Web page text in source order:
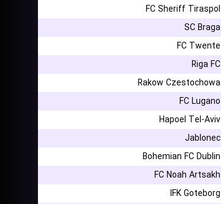
FC Sheriff Tiraspol
SC Braga
FC Twente
Riga FC
Rakow Czestochowa
FC Lugano
Hapoel Tel-Aviv
Jablonec
Bohemian FC Dublin
FC Noah Artsakh
IFK Goteborg